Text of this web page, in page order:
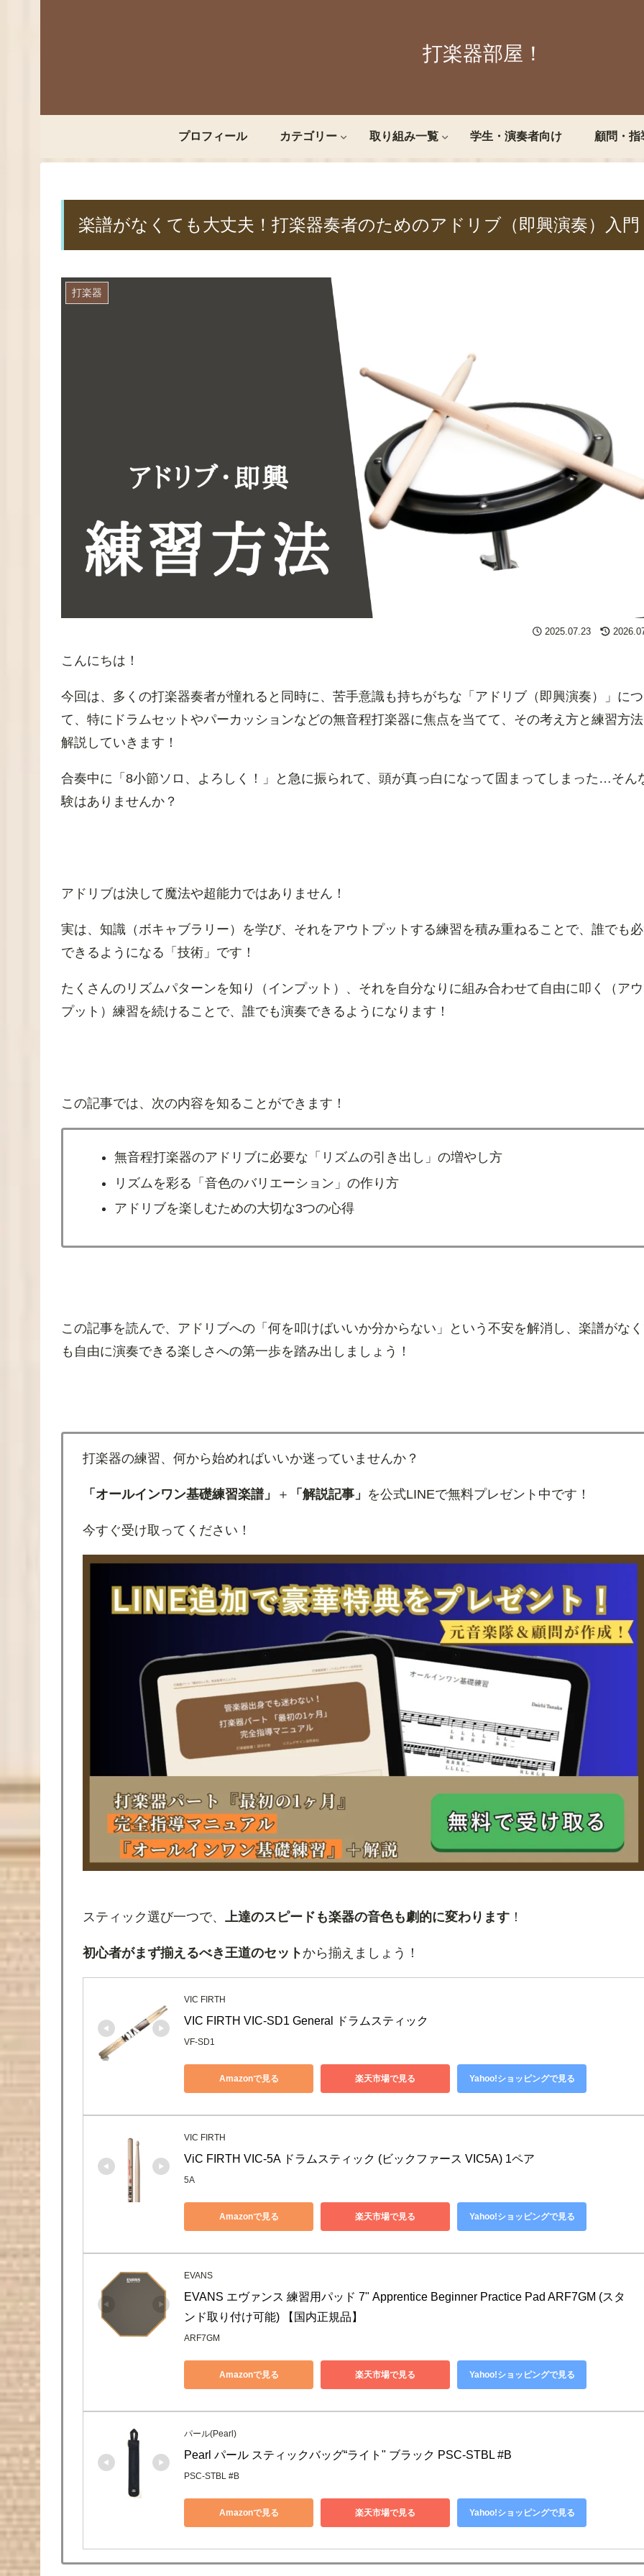
打楽器部屋！
プロフィール カテゴリー 取り組み一覧 学生・演奏者向け 顧問・指
楽譜がなくても大丈夫！打楽器奏者のためのアドリブ（即興演奏）入門
打楽器
2025.07.23
こんにちは！
今回は、多くの打楽器奏者が憧れると同時に、苦手意識も持ちがちな「アドリブ（即興演奏）」に
て、特にドラムセットやパーカッションなどの無音程打楽器に焦点を当てて、その考え方と練習方
解説していきます！
合奏中に「8小節ソロ、よろしく！」と急に振られて、頭が真っ白になって固まってしまった…そん
験はありませんか？
アドリブは決して魔法や超能力ではありません！
実は、知識（ボキャブラリー）を学び、それをアウトプットする練習を積み重ねることで、誰でも
できるようになる「技術」です！
たくさんのリズムパターンを知り（インプット）、それを自分なりに組み合わせて自由に叩く（ア
プット）練習を続けることで、誰でも演奏できるようになります！
この記事では、次の内容を知ることができます！
無音程打楽器のアドリブに必要な「リズムの引き出し」の増やし方
リズムを彩る「音色のバリエーション」の作り方
アドリブを楽しむための大切な3つの心得
この記事を読んで、アドリブへの「何を叩けばいいか分からない」という不安を解消し、楽譜がな
も自由に演奏できる楽しさへの第一歩を踏み出しましょう！
打楽器の練習、何から始めればいいか迷っていませんか？
「オールインワン基礎練習楽譜」 ＋ 「解説記事」 を公式LINEで無料プレゼント中です！
今すぐ受け取ってください！
スティック選び一つで、 上達のスピードも楽器の音色も劇的に変わります ！
初心者がまず揃えるべき王道のセットから揃えましょう！
VIC FIRTH
VIC FIRTH VIC-SD1 General ドラムスティック
VF-SD1
Amazonで見る 楽天市場で見る Yahoo!ショッピングで見る
VIC FIRTH
ViC FIRTH VIC-5A ドラムスティック (ビックファース VIC5A) 1ペア
5A
Amazonで見る 楽天市場で見る Yahoo!ショッピングで見る
EVANS
EVANS エヴァンス 練習用パッド 7" Apprentice Beginner Practice Pad ARF7GM (スタ
ンド取り付け可能) 【国内正規品】
ARF7GM
Amazonで見る 楽天市場で見る Yahoo!ショッピングで見る
パール(Pearl)
Pearl パール スティックバッグ“ライト" ブラック PSC-STBL #B
PSC-STBL #B
Amazonで見る 楽天市場で見る Yahoo!ショッピングで見る